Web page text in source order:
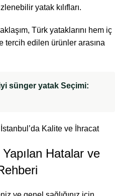
yatak kılıfları.
Türk yataklarını hem iç
tercih edilen ürünler arasına
iyi sünger yatak Seçimi:
Hatalar ve